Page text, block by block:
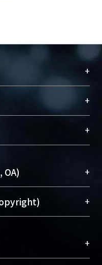
+
為永久珍藏及向國際
術能量，圖書館整合
AH）不同功能平
。期能整合研
researcher
integrates the
with “Academic
+
Library)
+
OA) +
資訊取用性的社會運
將研究著作公開供使
發展、提升研究影響
+
所有，或由第三方贊
權所有者及第三方同
+